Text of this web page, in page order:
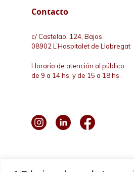
Contacto
c/ Castelao, 124, Bajos
08902 L’Hospitalet de Llobregat
Horario de atención al público:
de 9 a 14 hs. y de 15 a 18 hs.